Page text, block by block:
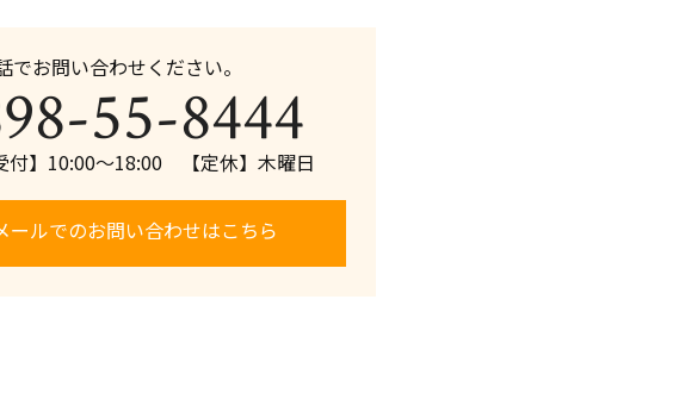
でお問い合わせください。
55-8444
付】10:00〜18:00 【定休】木曜日
ールでのお問い合わせはこちら